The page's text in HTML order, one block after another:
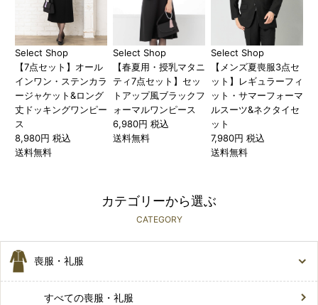
Select Shop
【7点セット】オール
インワン・ステンカラ
ージャケット&ロング
丈ドッキングワンピー
ス
8,980円 税込
送料無料
Select Shop
【春夏用・授乳マタニ
ティ7点セット】セッ
トアップ風ブラックフ
ォーマルワンピース
6,980円 税込
送料無料
Select Shop
【メンズ夏喪服3点セ
ット】レギュラーフィ
ット・サマーフォーマ
ルスーツ&ネクタイセ
ット
7,980円 税込
送料無料
カテゴリーから選ぶ
CATEGORY
喪服・礼服
すべての喪服・礼服